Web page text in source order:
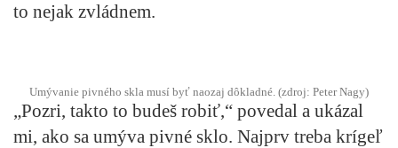
to nejak zvládnem.
Umývanie pivného skla musí byť naozaj dôkladné. (zdroj: Peter Nagy)
„Pozri, takto to budeš robiť,“ povedal a ukázal
mi, ako sa umýva pivné sklo. Najprv treba krígeľ